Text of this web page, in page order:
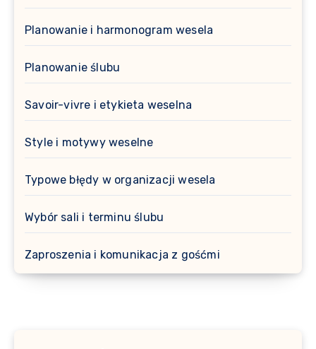
Planowanie i harmonogram wesela
Planowanie ślubu
Savoir-vivre i etykieta weselna
Style i motywy weselne
Typowe błędy w organizacji wesela
Wybór sali i terminu ślubu
Zaproszenia i komunikacja z gośćmi